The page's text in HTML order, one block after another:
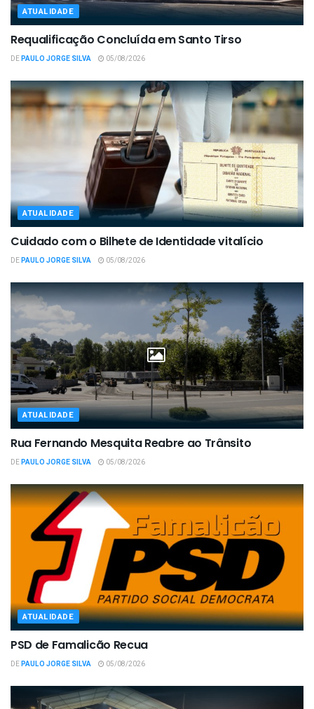
ATUALIDADE
Requalificação Concluída em Santo Tirso
DEPAULO JORGE SILVA 05/08/2026
ATUALIDADE
Cuidado com o Bilhete de Identidade vitalício
DEPAULO JORGE SILVA 05/08/2026
ATUALIDADE
Rua Fernando Mesquita Reabre ao Trânsito
DEPAULO JORGE SILVA 05/08/2026
ATUALIDADE
PSD de Famalicão Recua
DEPAULO JORGE SILVA 05/08/2026